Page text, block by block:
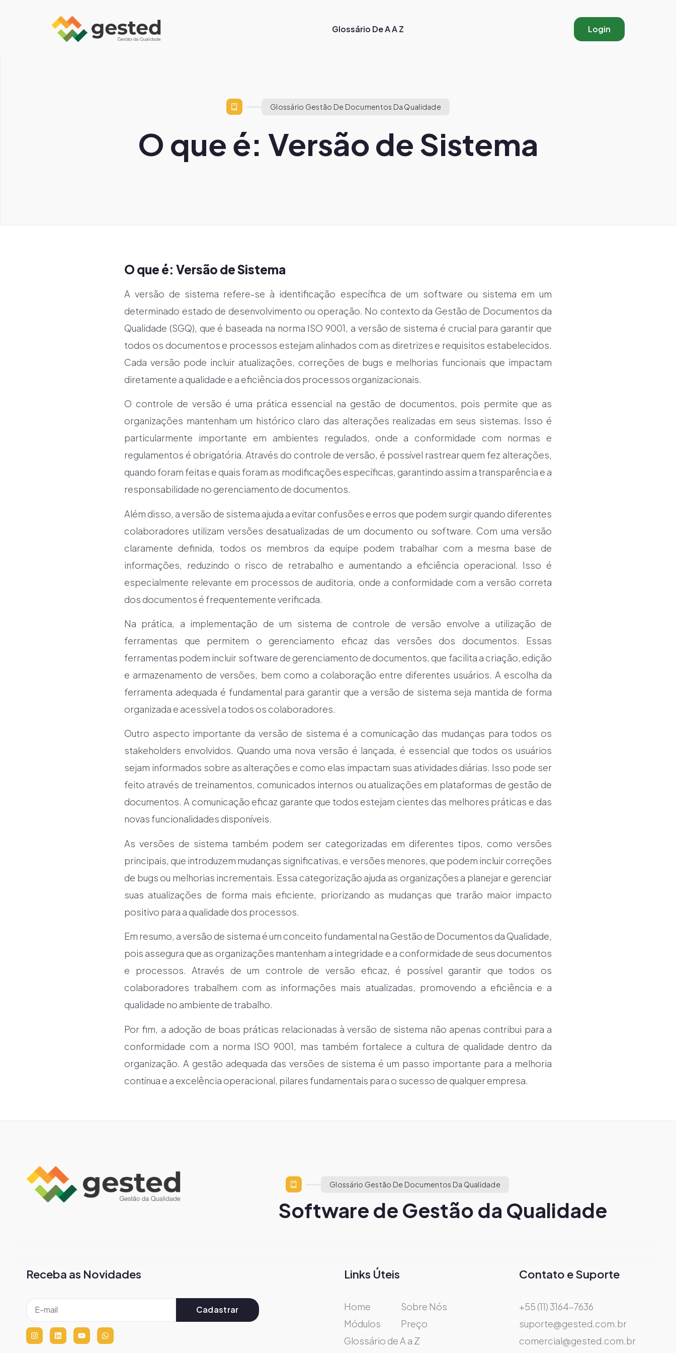
Glossário De A A Z Login
Glossário Gestão De Documentos Da Qualidade
O que é: Versão de Sistema
O que é: Versão de Sistema
A versão de sistema refere-se à identificação específica de um software ou sistema em um
determinado estado de desenvolvimento ou operação. No contexto da Gestão de Documentos da
Qualidade (SGQ), que é baseada na norma ISO 9001, a versão de sistema é crucial para garantir que
todos os documentos e processos estejam alinhados com as diretrizes e requisitos estabelecidos.
Cada versão pode incluir atualizações, correções de bugs e melhorias funcionais que impactam
diretamente a qualidade e a eficiência dos processos organizacionais.
O controle de versão é uma prática essencial na gestão de documentos, pois permite que as
organizações mantenham um histórico claro das alterações realizadas em seus sistemas. Isso é
particularmente importante em ambientes regulados, onde a conformidade com normas e
regulamentos é obrigatória. Através do controle de versão, é possível rastrear quem fez alterações,
quando foram feitas e quais foram as modificações específicas, garantindo assim a transparência e a
responsabilidade no gerenciamento de documentos.
Além disso, a versão de sistema ajuda a evitar confusões e erros que podem surgir quando diferentes
colaboradores utilizam versões desatualizadas de um documento ou software. Com uma versão
claramente definida, todos os membros da equipe podem trabalhar com a mesma base de
informações, reduzindo o risco de retrabalho e aumentando a eficiência operacional. Isso é
especialmente relevante em processos de auditoria, onde a conformidade com a versão correta
dos documentos é frequentemente verificada.
Na prática, a implementação de um sistema de controle de versão envolve a utilização de
ferramentas que permitem o gerenciamento eficaz das versões dos documentos. Essas
ferramentas podem incluir software de gerenciamento de documentos, que facilita a criação, edição
e armazenamento de versões, bem como a colaboração entre diferentes usuários. A escolha da
ferramenta adequada é fundamental para garantir que a versão de sistema seja mantida de forma
organizada e acessível a todos os colaboradores.
Outro aspecto importante da versão de sistema é a comunicação das mudanças para todos os
stakeholders envolvidos. Quando uma nova versão é lançada, é essencial que todos os usuários
sejam informados sobre as alterações e como elas impactam suas atividades diárias. Isso pode ser
feito através de treinamentos, comunicados internos ou atualizações em plataformas de gestão de
documentos. A comunicação eficaz garante que todos estejam cientes das melhores práticas e das
novas funcionalidades disponíveis.
As versões de sistema também podem ser categorizadas em diferentes tipos, como versões
principais, que introduzem mudanças significativas, e versões menores, que podem incluir correções
de bugs ou melhorias incrementais. Essa categorização ajuda as organizações a planejar e gerenciar
suas atualizações de forma mais eficiente, priorizando as mudanças que trarão maior impacto
positivo para a qualidade dos processos.
Em resumo, a versão de sistema é um conceito fundamental na Gestão de Documentos da Qualidade,
pois assegura que as organizações mantenham a integridade e a conformidade de seus documentos
e processos. Através de um controle de versão eficaz, é possível garantir que todos os
colaboradores trabalhem com as informações mais atualizadas, promovendo a eficiência e a
qualidade no ambiente de trabalho.
Por fim, a adoção de boas práticas relacionadas à versão de sistema não apenas contribui para a
conformidade com a norma ISO 9001, mas também fortalece a cultura de qualidade dentro da
organização. A gestão adequada das versões de sistema é um passo importante para a melhoria
contínua e a excelência operacional, pilares fundamentais para o sucesso de qualquer empresa.
Glossário Gestão De Documentos Da Qualidade
Software de Gestão da Qualidade
Receba as Novidades
Cadastrar
Links Úteis
Home
Sobre Nós
Módulos
Preço
Glossário de A a Z
Contato e Suporte
+55 (11) 3164-7636
suporte@gested.com.br
comercial@gested.com.br